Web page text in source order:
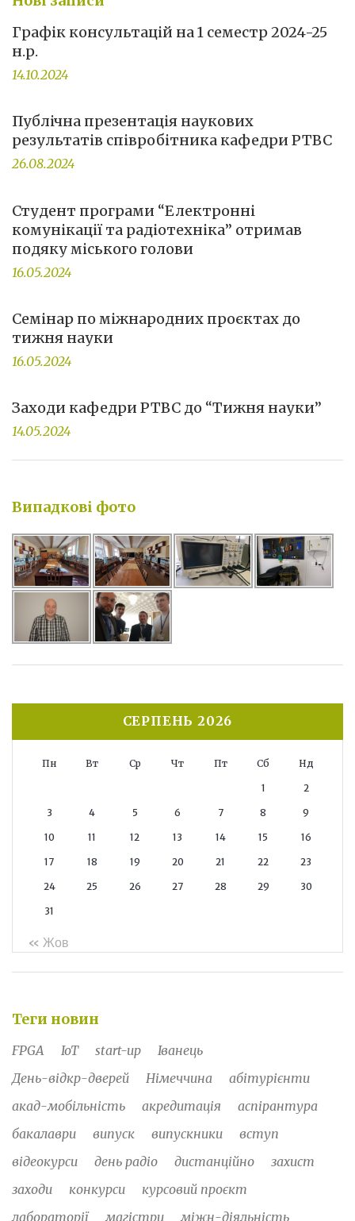
Графік консультацій на 1 семестр 2024-25
н.р.
14.10.2024
Публічна презентація наукових
результатів співробітника кафедри РТВС
26.08.2024
Студент програми “Електронні
комунікації та радіотехніка” отримав
подяку міського голови
16.05.2024
Семінар по міжнародних проєктах до
тижня науки
16.05.2024
Заходи кафедри РТВС до “Тижня науки”
14.05.2024
Випадкові фото
СЕРПЕНЬ 2026
Пн Вт Ср Чт Пт Сб Нд
1 2
3 4 5 6 7 8 9
10 11 12 13 14 15 16
17 18 19 20 21 22 23
24 25 26 27 28 29 30
31
« Жов
Теги новин
FPGA IoT start-up
Іванець
День-відкр-дверей
Німеччина
абітурієнти
акад-мобільність
акредитація
аспірантура
бакалаври
випуск випускники
вступ
відеокурси
день радіо дистанційно
захист
заходи
конкурси
курсовий проєкт
лабораторії
магістри міжн-діяльність